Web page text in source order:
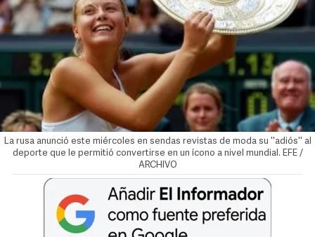
La rusa anunció este miércoles en sendas revistas de moda su ''adiós'' al
deporte que le permitió convertirse en un ícono a nivel mundial. EFE /
ARCHIVO